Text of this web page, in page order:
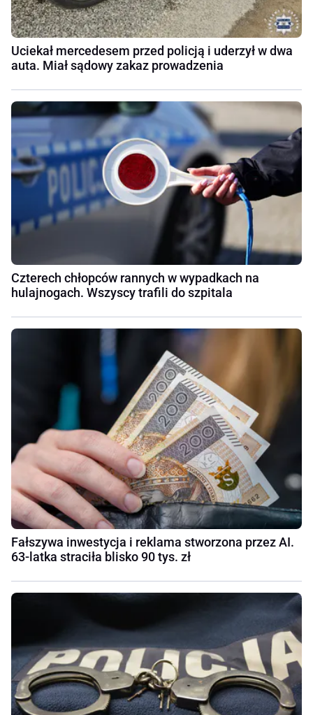
Uciekał mercedesem przed policją i uderzył w dwa
auta. Miał sądowy zakaz prowadzenia
Czterech chłopców rannych w wypadkach na
hulajnogach. Wszyscy trafili do szpitala
Fałszywa inwestycja i reklama stworzona przez AI.
63-latka straciła blisko 90 tys. zł